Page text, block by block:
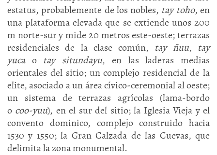
estatus, probablemente de los nobles, tay toho, en
una plataforma elevada que se extiende unos 200
m norte-sur y mide 20 metros este-oeste; terrazas
residenciales de la clase común, tay ñuu, tay
yucao tay situndayu, en las laderas medias
orientales del sitio; un complejo residencial de la
elite, asociado a un área cívico-ceremonial al oeste;
un sistema de terrazas agrícolas (lama-bordo
o coo-yuu), en el sur del sitio; la Iglesia Vieja y el
convento dominico, complejo construido hacia
1530 y 1550; la Gran Calzada de las Cuevas, que
delimita la zona monumental.